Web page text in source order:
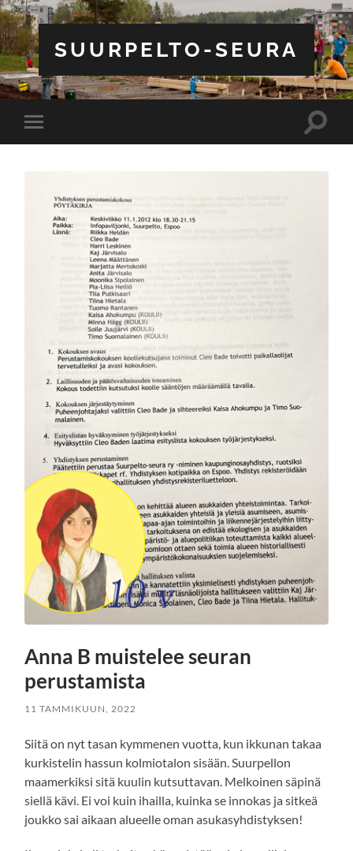
SUURPELTO-SEURA
Toggle
mobile
Toggle
Anna B muistelee seuran
perustamista
11 TAMMIKUUN, 2022
Siitä on nyt tasan kymmenen vuotta, kun ikkunan takaa
kurkistelin hassun kolmiotalon sisään. Suurpellon
maamerkiksi sitä kuulin kutsuttavan. Melkoinen säpinä
siellä kävi. Ei voi kuin ihailla, kuinka se innokas ja sitkeä
joukko sai aikaan alueelle oman asukasyhdistyksen!